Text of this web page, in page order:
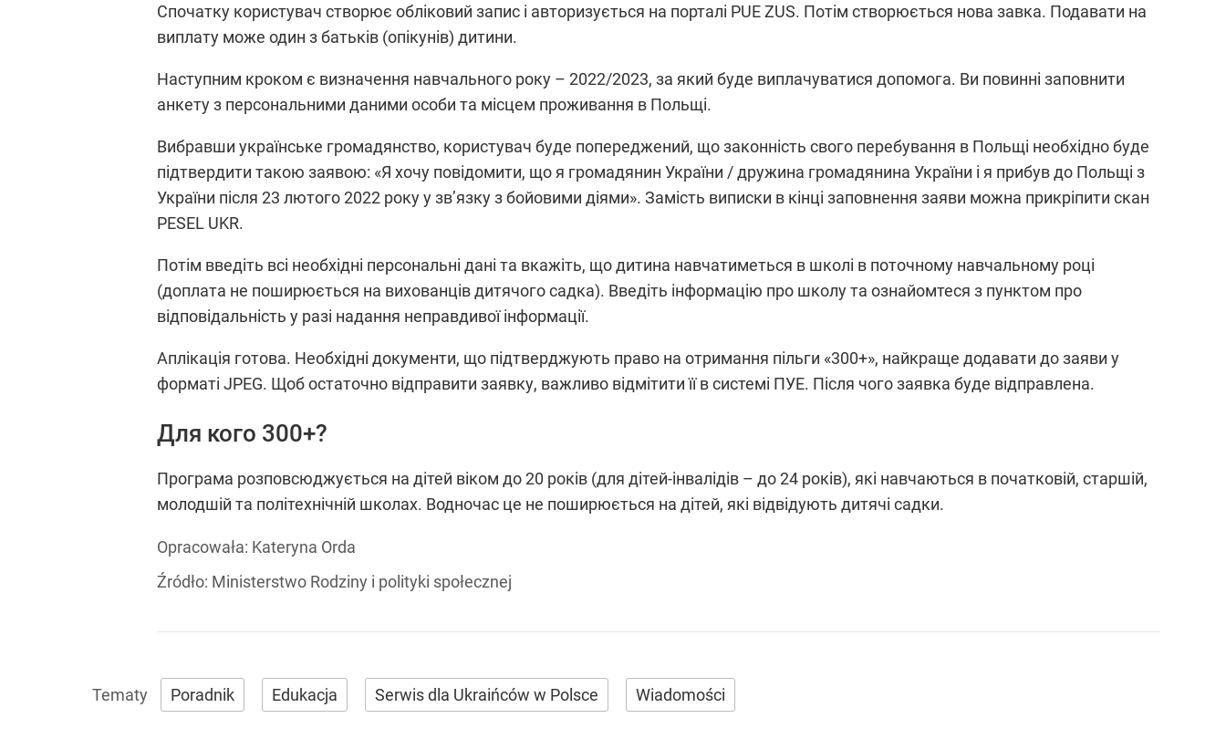
Спочатку користувач створює обліковий запис і авторизується на порталі PUE ZUS. Потім створюється нова завка. Подавати на
виплату може один з батьків (опікунів) дитини.
Наступним кроком є визначення навчального року – 2022/2023, за який буде виплачуватися допомога. Ви повинні заповнити
анкету з персональними даними особи та місцем проживання в Польщі.
Вибравши українське громадянство, користувач буде попереджений, що законність свого перебування в Польщі необхідно буде
підтвердити такою заявою: «Я хочу повідомити, що я громадянин України / дружина громадянина України і я прибув до Польщі з
України після 23 лютого 2022 року у зв’язку з бойовими діями». Замість виписки в кінці заповнення заяви можна прикріпити скан
PESEL UKR.
Потім введіть всі необхідні персональні дані та вкажіть, що дитина навчатиметься в школі в поточному навчальному році
(доплата не поширюється на вихованців дитячого садка). Введіть інформацію про школу та ознайомтеся з пунктом про
відповідальність у разі надання неправдивої інформації.
Аплікація готова. Необхідні документи, що підтверджують право на отримання пільги «300+», найкраще додавати до заяви у
форматі JPEG. Щоб остаточно відправити заявку, важливо відмітити її в системі ПУЕ. Після чого заявка буде відправлена.
Для кого 300+?
Програма розповсюджується на дітей віком до 20 років (для дітей-інвалідів – до 24 років), які навчаються в початковій, старшій,
молодшій та політехнічній школах. Водночас це не поширюється на дітей, які відвідують дитячі садки.
Opracowała: Kateryna Orda
Źródło: Ministerstwo Rodziny i polityki społecznej
Poradnik Edukacja Serwis dla Ukraińców w Polsce Wiadomości